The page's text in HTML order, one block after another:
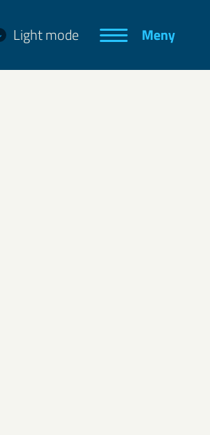
Light mode Meny